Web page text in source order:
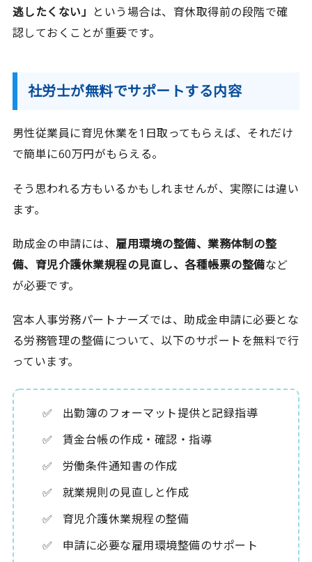
逃したくない」 という場合は、育休取得前の段階で確
認しておくことが重要です。
社労士が無料でサポートする内容
男性従業員に育児休業を1日取ってもらえば、それだけ
で簡単に60万円がもらえる。
そう思われる方もいるかもしれませんが、実際には違い
ます。
助成金の申請には、 雇用環境の整備、業務体制の整
備、育児介護休業規程の見直し、各種帳票の整備など
が必要です。
宮本人事労務パートナーズでは、助成金申請に必要とな
る労務管理の整備について、以下のサポートを無料で行
っています。
出勤簿のフォーマット提供と記録指導
賃金台帳の作成・確認・指導
労働条件通知書の作成
就業規則の見直しと作成
育児介護休業規程の整備
申請に必要な雇用環境整備のサポート